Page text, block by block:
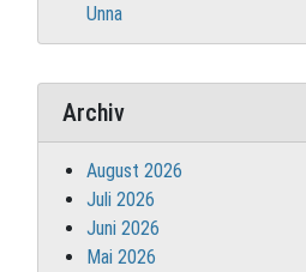
Unna
Archiv
August 2026
Juli 2026
Juni 2026
Mai 2026